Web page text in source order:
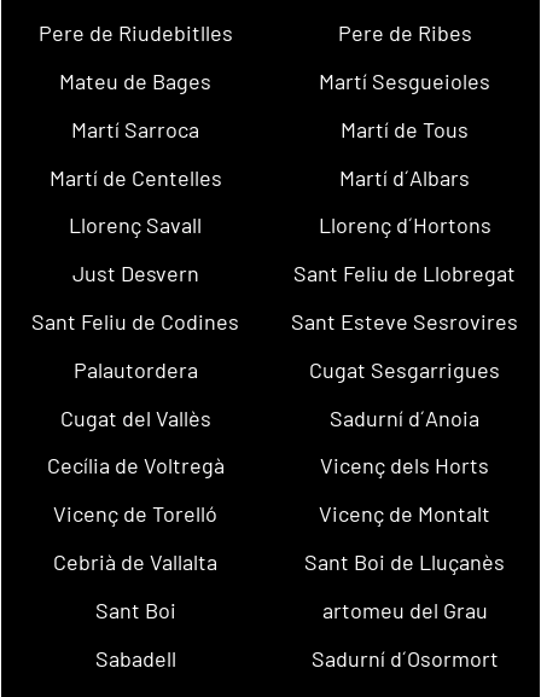
Pere de Riudebitlles
Pere de Ribes
Mateu de Bages
Martí Sesgueioles
Martí Sarroca
Martí de Tous
Martí de Centelles
Martí d´Albars
Llorenç Savall
Llorenç d´Hortons
Just Desvern
Sant Feliu de Llobregat
Sant Feliu de Codines
Sant Esteve Sesrovires
Palautordera
Cugat Sesgarrigues
Cugat del Vallès
Sadurní d´Anoia
Cecília de Voltregà
Vicenç dels Horts
Vicenç de Torelló
Vicenç de Montalt
Cebrià de Vallalta
Sant Boi de Lluçanès
Sant Boi
artomeu del Grau
Sabadell
Sadurní d´Osormort